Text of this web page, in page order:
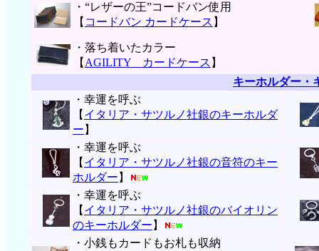
・“レザーの王”コードバン使用
【 コードバン カードケース 】
・落ち着いたカラー
【 AGILITY カードケース 】
キーホルダー・
・幸運を呼ぶ
【 イタリア・サツルノ社銀のキーホルダ
ー 】
・幸運を呼ぶ
【 イタリア・サツルノ社銀の音符のキー
ホルダー 】
・幸運を呼ぶ
【 イタリア・サツルノ社銀のバイオリン
のキーホルダー 】
・小銭もカードもお札も収納